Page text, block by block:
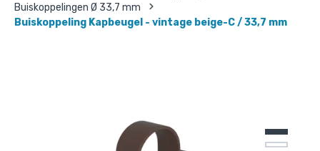
Buiskoppelingen Ø 33,7 mm
Buiskoppeling Kapbeugel - vintage beige-C / 33,7 mm